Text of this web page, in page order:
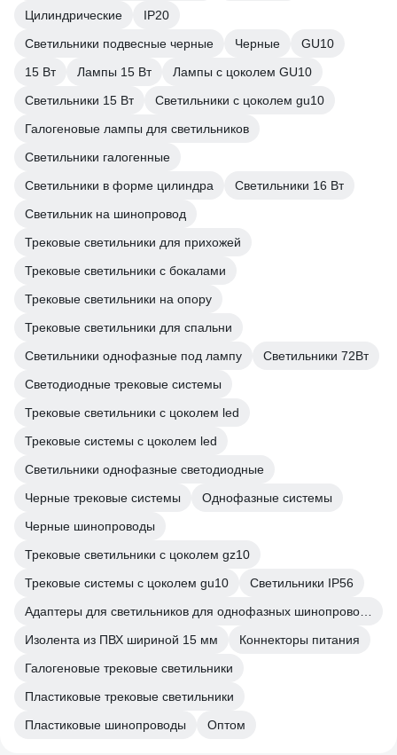
Цилиндрические
IP20
Светильники подвесные черные
Черные
GU10
15 Вт
Лампы 15 Вт
Лампы с цоколем GU10
Светильники 15 Вт
Светильники с цоколем gu10
Галогеновые лампы для светильников
Светильники галогенные
Светильники в форме цилиндра
Светильники 16 Вт
Светильник на шинопровод
Трековые светильники для прихожей
Трековые светильники с бокалами
Трековые светильники на опору
Трековые светильники для спальни
Светильники однофазные под лампу
Светильники 72Вт
Светодиодные трековые системы
Трековые светильники с цоколем led
Трековые системы с цоколем led
Светильники однофазные светодиодные
Черные трековые системы
Однофазные системы
Черные шинопроводы
Трековые светильники с цоколем gz10
Трековые системы с цоколем gu10
Светильники IP56
Изолента из ПВХ шириной 15 мм
Коннекторы питания
Галогеновые трековые светильники
Пластиковые трековые светильники
Пластиковые шинопроводы
Оптом